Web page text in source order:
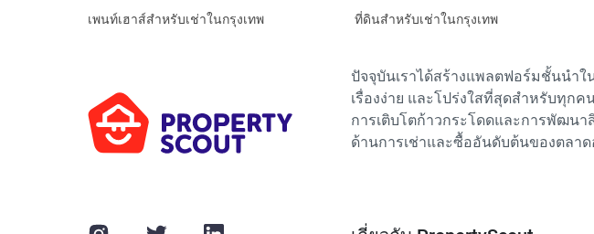
เพนท์เฮาส์สำหรับเช่าในกรุงเทพ ที่ดินสำหรับเช่าในกรุงเทพ
ปัจจุบันเราได้สร้างแพลตฟอร์มชั้นนำใ
เรื่องง่าย และโปร่งใสที่สุดสำหรับทุกค
การเติบโตก้าวกระโดดและการพัฒน
ด้านการเช่าและซื้ออันดับต้นของตลาด